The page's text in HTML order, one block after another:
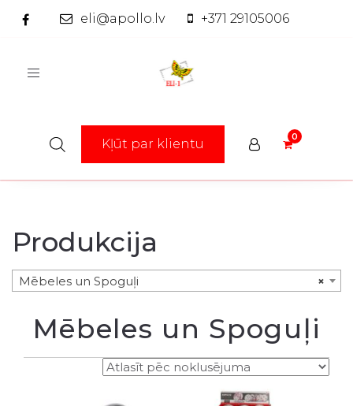
eli@apollo.lv +371 29105006
Toggle
Kļūt par klientu
Produkcija
×
Mēbeles un Spoguļi
Mēbeles un Spoguļi